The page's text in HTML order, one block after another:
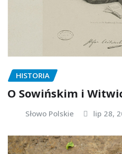
HISTORIA
O Sowińskim i
Słowo Polskie lip 28,